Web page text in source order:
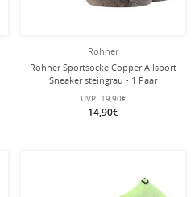
Rohner
Rohner Sportsocke Copper Allsport
Sneaker steingrau - 1 Paar
UVP: 19,90€
14,90€